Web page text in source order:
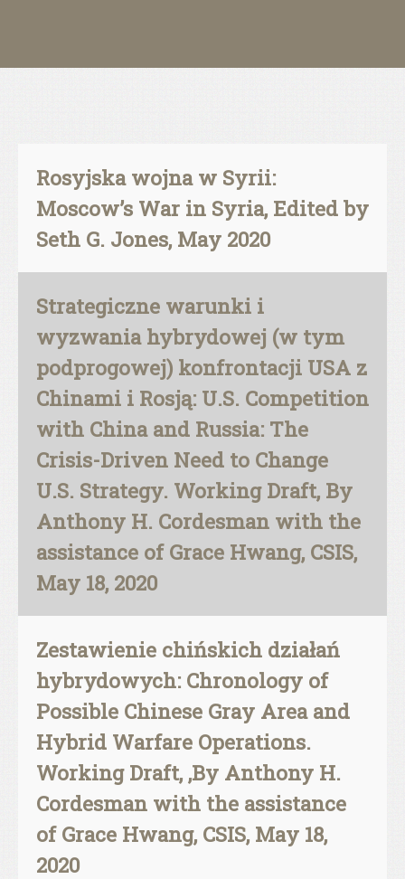
Rosyjska wojna w Syrii:
Moscow’s War in Syria, Edited by
Seth G. Jones, May 2020
Strategiczne warunki i
wyzwania hybrydowej (w tym
podprogowej) konfrontacji USA z
Chinami i Rosją: U.S. Competition
with China and Russia: The
Crisis-Driven Need to Change
U.S. Strategy. Working Draft, By
Anthony H. Cordesman with the
assistance of Grace Hwang, CSIS,
May 18, 2020
Zestawienie chińskich działań
hybrydowych: Chronology of
Possible Chinese Gray Area and
Hybrid Warfare Operations.
Working Draft, ,By Anthony H.
Cordesman with the assistance
of Grace Hwang, CSIS, May 18,
2020